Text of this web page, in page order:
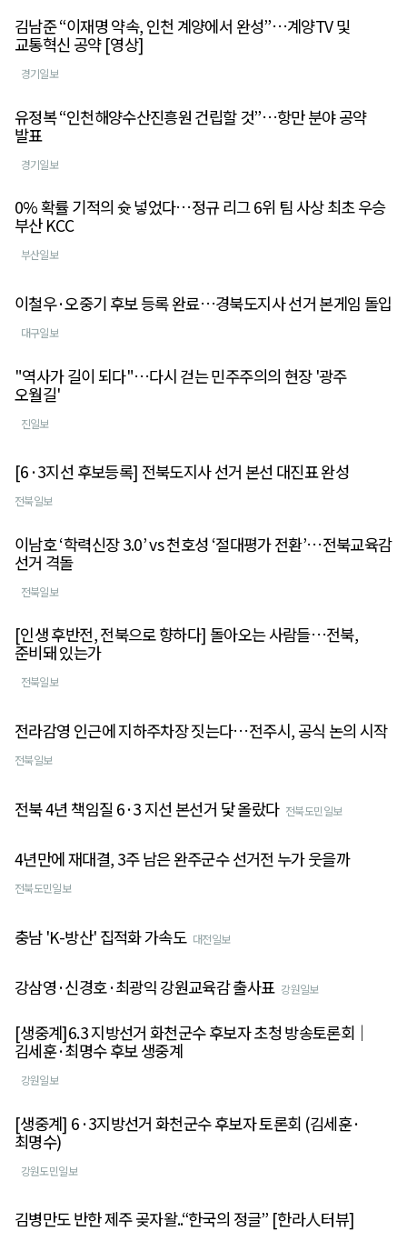
김남준 “이재명 약속, 인천 계양에서 완성”…계양TV 및
교통혁신 공약 [영상]
경기일보
유정복 “인천해양수산진흥원 건립할 것”…항만 분야 공약
발표
경기일보
0% 확률 기적의 슛 넣었다…정규 리그 6위 팀 사상 최초 우승
부산 KCC
부산일보
이철우·오중기 후보 등록 완료…경북도지사 선거 본게임 돌입
대구일보
"역사가 길이 되다"…다시 걷는 민주주의의 현장 '광주
오월길'
진일보
[6·3지선 후보등록] 전북도지사 선거 본선 대진표 완성
전북일보
이남호 ‘학력신장 3.0’ vs 천호성 ‘절대평가 전환’…전북교육감
선거 격돌
전북일보
[인생 후반전, 전북으로 향하다] 돌아오는 사람들…전북,
준비돼 있는가
전북일보
전라감영 인근에 지하주차장 짓는다…전주시, 공식 논의 시작
전북일보
전북 4년 책임질 6·3 지선 본선거 닻 올랐다 전북도민일보
4년만에 재대결, 3주 남은 완주군수 선거전 누가 웃을까
전북도민일보
충남 'K-방산' 집적화 가속도 대전일보
강삼영·신경호·최광익 강원교육감 출사표 강원일보
[생중계]6.3 지방선거 화천군수 후보자 초청 방송토론회｜
김세훈·최명수 후보 생중계
강원일보
[생중계] 6·3지방선거 화천군수 후보자 토론회 (김세훈·
최명수)
강원도민일보
김병만도 반한 제주 곶자왈..“한국의 정글” [한라人터뷰]